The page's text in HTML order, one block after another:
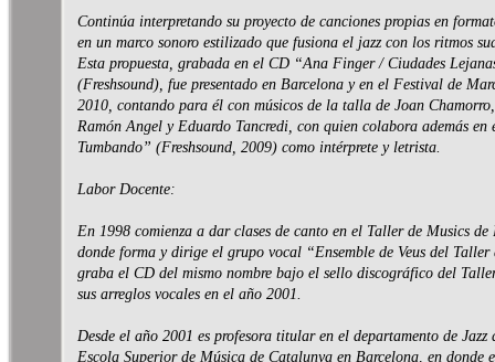
Continúa interpretando su proyecto de canciones propias en
en un marco sonoro estilizado que fusiona el jazz con los ritmos
Esta propuesta, grabada en el CD “Ana Finger / Ciudades
(Freshsound), fue presentado en Barcelona y en el Festival de
2010, contando para él con músicos de la talla de Joan
Ramón Angel y Eduardo Tancredi, con quien colabora además en
Tumbando” (Freshsound, 2009) como intérprete y letrista.
Labor Docente:
En 1998 comienza a dar clases de canto en el Taller de Musics de
donde forma y dirige el grupo vocal “Ensemble de Veus del Taller
graba el CD del mismo nombre bajo el sello discográfico del
sus arreglos vocales en el año 2001.
Desde el año 2001 es profesora titular en el departamento de
Escola Superior de Música de Catalunya en Barcelona, en donde